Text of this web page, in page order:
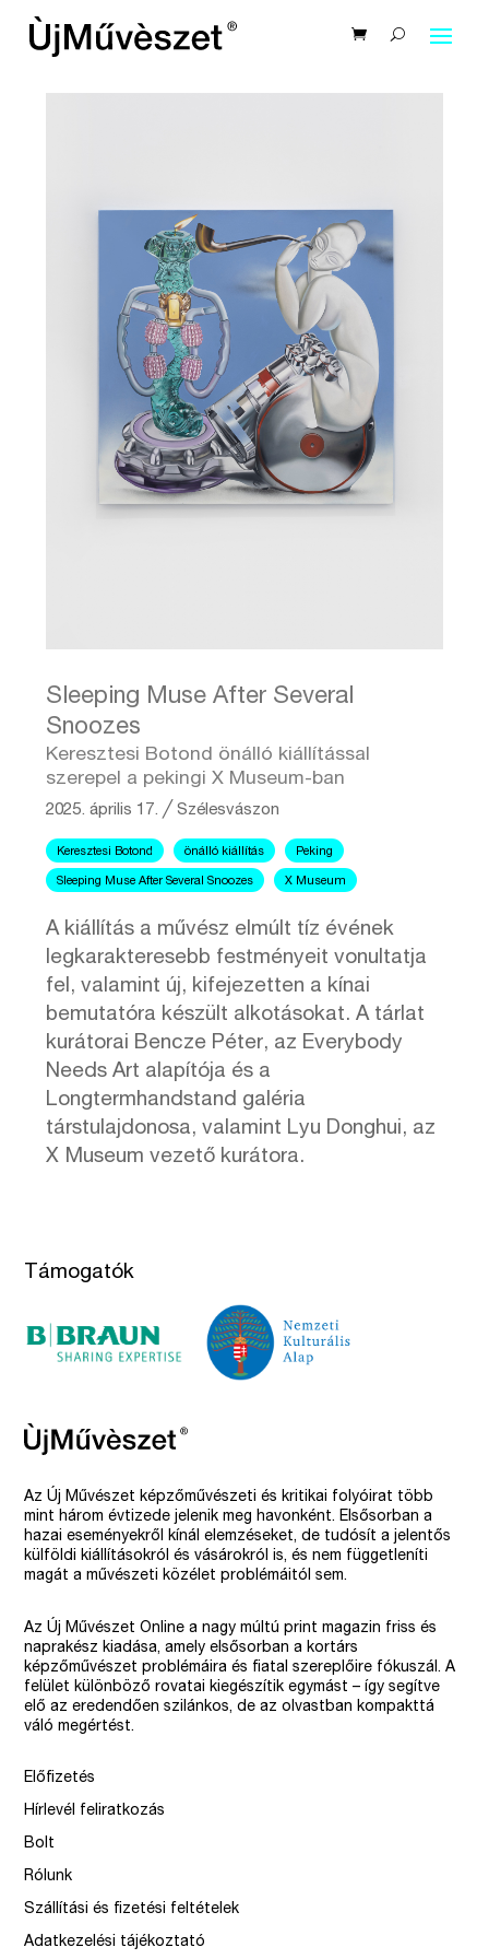
Sleeping Muse After Several
Snoozes
Keresztesi Botond önálló kiállítással
szerepel a pekingi X Museum-ban
2025. április 17. ╱Szélesvászon
Keresztesi Botond önálló kiállítás Peking
Sleeping Muse After Several Snoozes X Museum
A kiállítás a művész elmúlt tíz évének
legkarakteresebb festményeit vonultatja
fel, valamint új, kifejezetten a kínai
bemutatóra készült alkotásokat. A tárlat
kurátorai Bencze Péter, az Everybody
Needs Art alapítója és a
Longtermhandstand galéria
társtulajdonosa, valamint Lyu Donghui, az
X Museum vezető kurátora.
Támogatók
Az Új Művészet képzőművészeti és kritikai folyóirat több
mint három évtizede jelenik meg havonként. Elsősorban a
hazai eseményekről kínál elemzéseket, de tudósít a jelentős
külföldi kiállításokról és vásárokról is, és nem függetleníti
magát a művészeti közélet problémáitól sem.
Az Új Művészet Online a nagy múltú print magazin friss és
naprakész kiadása, amely elsősorban a kortárs
képzőművészet problémáira és fiatal szereplőire fókuszál. A
felület különböző rovatai kiegészítik egymást – így segítve
elő az eredendően szilánkos, de az olvastban kompakttá
váló megértést.
Előfizetés
Hírlevél feliratkozás
Bolt
Rólunk
Szállítási és fizetési feltételek
Adatkezelési tájékoztató